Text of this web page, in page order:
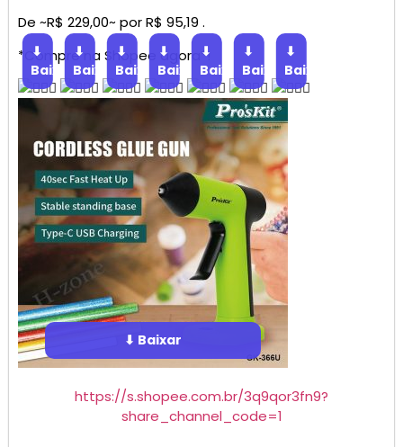
De ~R$ 229,00~ por R$ 95,19 .
*Compre na Shopee agora*!
⬇
Baixar
⬇
Baixar
⬇
Baixar
⬇
Baixar
⬇
Baixar
⬇
Baixar
⬇
Baixar
⬇ Baixar
https://s.shopee.com.br/3q9qor3fn9?
share_channel_code=1